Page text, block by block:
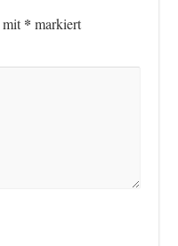
mit* markiert